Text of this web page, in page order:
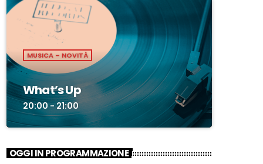
MUSICA – NOVITÀ
What’s Up
20:00 - 21:00
OGGI IN PROGRAMMAZIONE